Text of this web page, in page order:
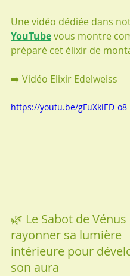
Une vidéo dédiée dans
YouTube vous montre
préparé cet élixir de
➡️ Vidéo Elixir Edelweiss
https://youtu.be/gFuXkiED-o8
🌿 Le Sabot de Vénus
rayonner sa lumière
intérieure pour
son aura